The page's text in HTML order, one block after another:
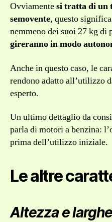
Ovviamentesi tratta di un
semovente, questo
nemmeno dei suoi 27 kg di
gireranno in modo
Anche in questo caso, le
rendono adatto all’utilizzo
esperto.
Un ultimo dettaglio da
parla di motori a benzina:
prima dell’utilizzo iniziale.
Le altre
Altezza e